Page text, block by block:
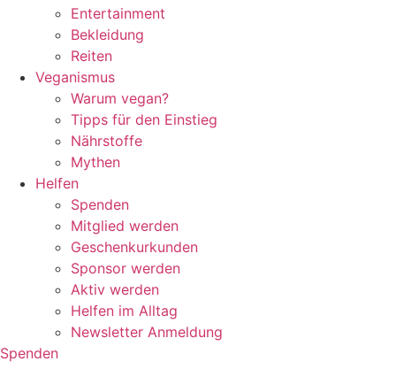
Entertainment
Bekleidung
Reiten
Veganismus
Warum vegan?
Tipps für den Einstieg
Nährstoffe
Mythen
Helfen
Spenden
Mitglied werden
Geschenkurkunden
Sponsor werden
Aktiv werden
Helfen im Alltag
Newsletter Anmeldung
Spenden